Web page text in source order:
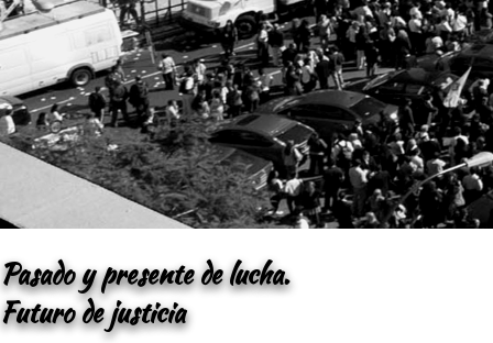
Pasado y presente de lucha.
Futuro de justicia